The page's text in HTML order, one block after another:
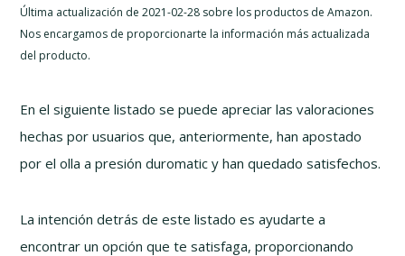
Última actualización de 2021-02-28 sobre los productos de Amazon.
Nos encargamos de proporcionarte la información más actualizada
del producto.
En el siguiente listado se puede apreciar las valoraciones
hechas por usuarios que, anteriormente, han apostado
por el olla a presión duromatic y han quedado satisfechos.
La intención detrás de este listado es ayudarte a
encontrar un opción que te satisfaga, proporcionando